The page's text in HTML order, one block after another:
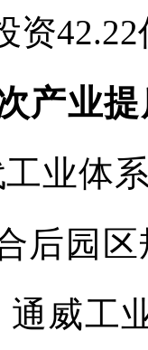
资42.22
产业
工业体
后园
通威工